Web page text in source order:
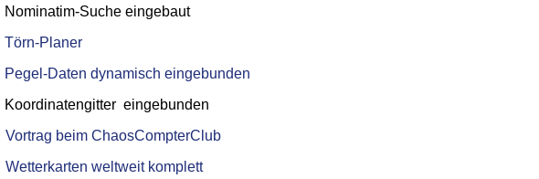
Nominatim-Suche eingebaut
Törn-Planer
Pegel-Daten dynamisch eingebunden
Koordinatengitter eingebunden
Vortrag beim ChaosCompterClub
Wetterkarten weltweit komplett